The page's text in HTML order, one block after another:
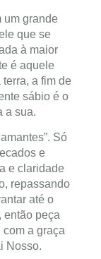
um grande
que se
à maior
é aquele
a fim de
sábio é o
a sua.
Só
e
e claridade
repassando
até o
peça
a graça
Nosso.